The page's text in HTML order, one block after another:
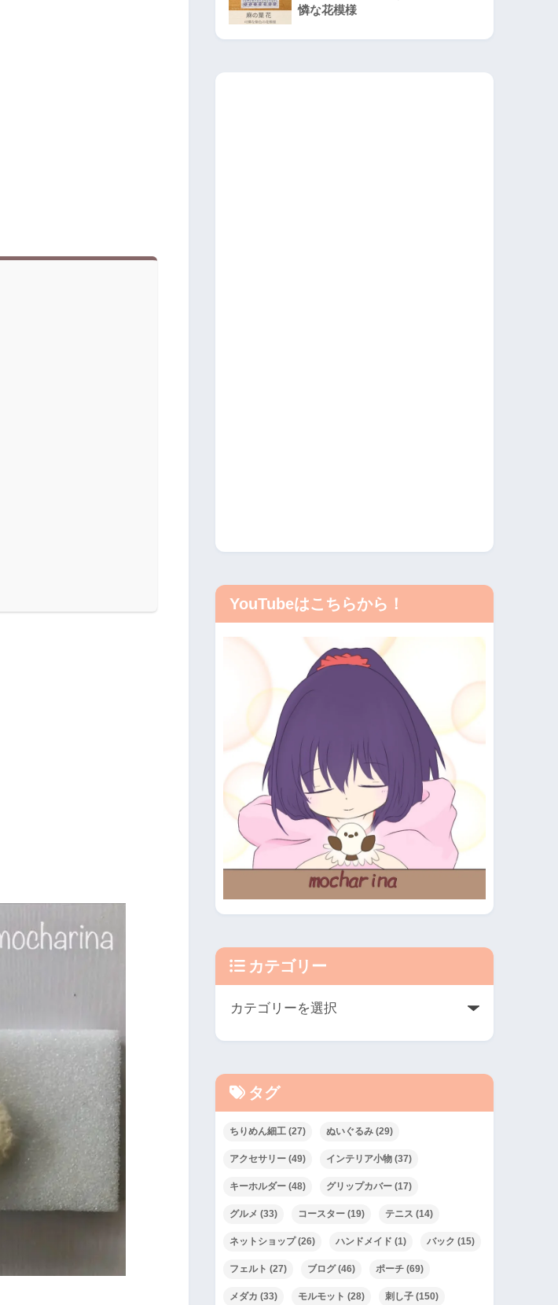
憐な花模様
YouTubeはこちらから！
カテゴリー
タグ
ちりめん細工 (27) ぬいぐるみ (29)
アクセサリー (49) インテリア小物 (37)
キーホルダー (48) グリップカバー (17)
グルメ (33) コースター (19) テニス (14)
ネットショップ(26) ハンドメイド (1) バック (15)
フェルト (27) ブログ(46) ポーチ (69)
メダカ (33) モルモット (28) 刺し子 (150)